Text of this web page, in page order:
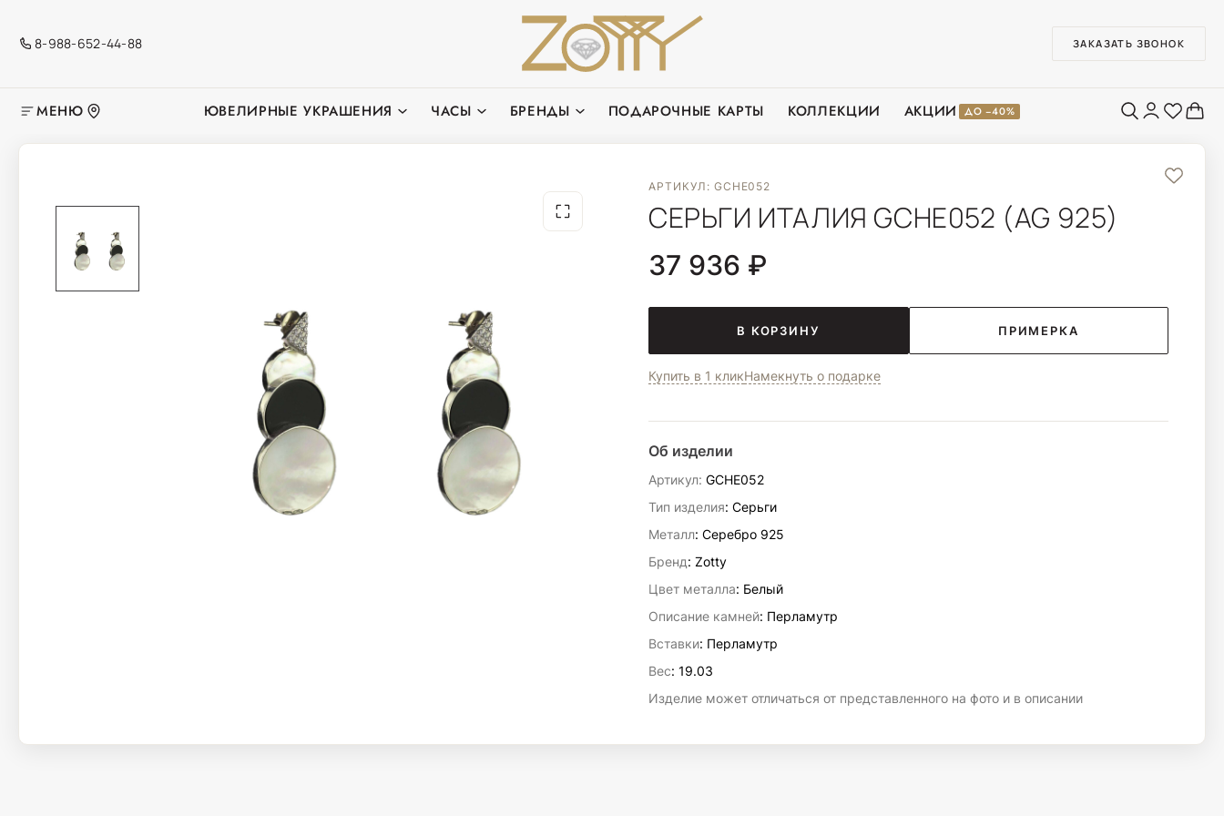
8-988-652-44-88 ЗАКАЗАТЬ ЗВОНОК
МЕНЮ ЮВЕЛИРНЫЕ УКРАШЕНИЯ ЧАСЫ БРЕНДЫ ПОДАРОЧНЫЕ КАРТЫ КОЛЛЕКЦИИ АКЦИИ ДО −40%
АРТИКУЛ: GCHE052
СЕРЬГИ ИТАЛИЯ GCHE052 (AG 925)
37 936 ₽
В КОРЗИНУ ПРИМЕРКА
Купить в 1 кликНамекнуть о подарке
Об изделии
Артикул: GCHE052
Тип изделия: Серьги
Металл: Серебро 925
Бренд: Zotty
Цвет металла: Белый
Описание камней: Перламутр
Вставки: Перламутр
Вес: 19.03
Изделие может отличаться от представленного на фото и в описании